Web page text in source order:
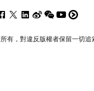
有，對違反版權者保留一切追